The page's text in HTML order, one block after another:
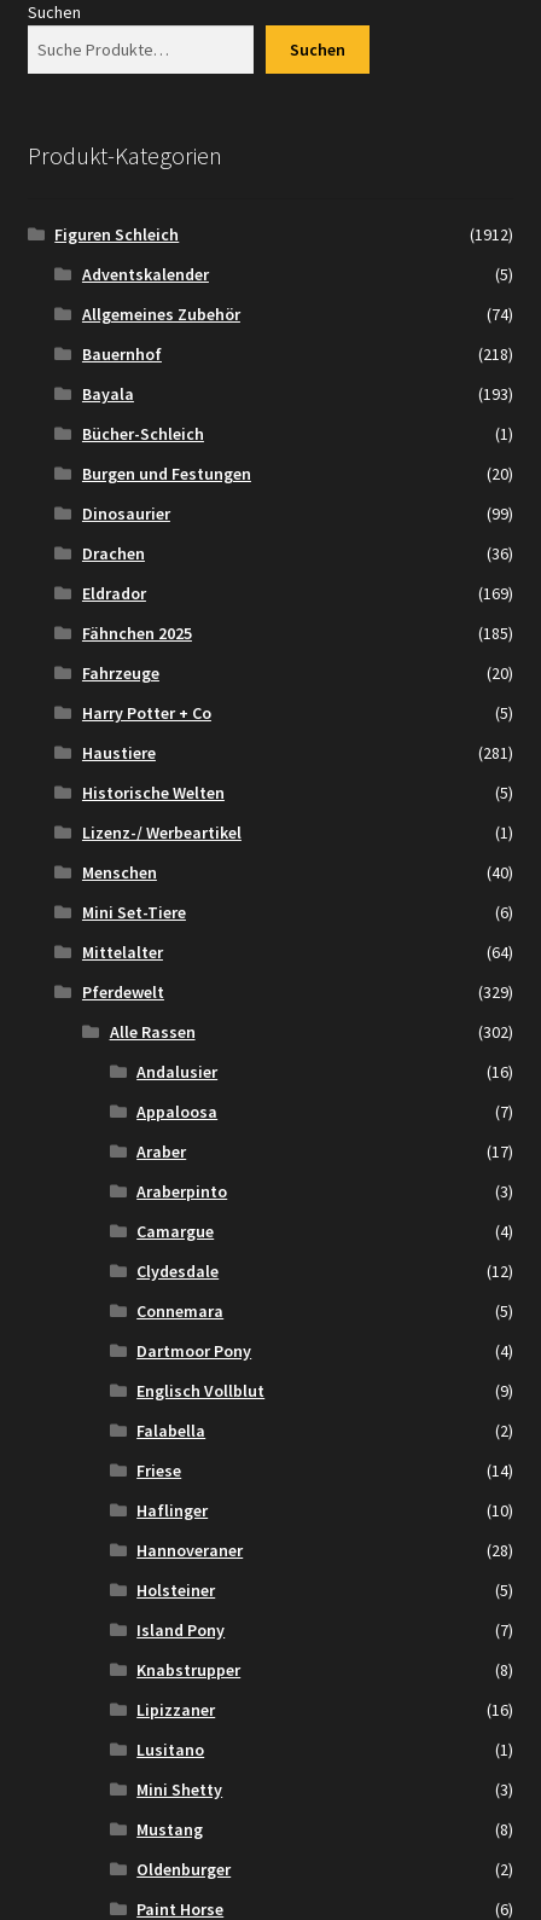
Suchen
Suchen
Produkt-Kategorien
Figuren Schleich
(1912)
Adventskalender
(5)
Allgemeines Zubehör
(74)
Bauernhof
(218)
Bayala
(193)
Bücher-Schleich
(1)
Burgen und Festungen
(20)
Dinosaurier
(99)
Drachen
(36)
Eldrador
(169)
Fähnchen 2025
(185)
Fahrzeuge
(20)
Harry Potter + Co
(5)
Haustiere
(281)
Historische Welten
(5)
Lizenz-/ Werbeartikel
(1)
Menschen
(40)
Mini Set-Tiere
(6)
Mittelalter
(64)
Pferdewelt
(329)
Alle Rassen
(302)
Andalusier
(16)
Appaloosa
(7)
Araber
(17)
Araberpinto
(3)
Camargue
(4)
Clydesdale
(12)
Connemara
(5)
Dartmoor Pony
(4)
Englisch Vollblut
(9)
Falabella
(2)
Friese
(14)
Haflinger
(10)
Hannoveraner
(28)
Holsteiner
(5)
Island Pony
(7)
Knabstrupper
(8)
Lipizzaner
(16)
Lusitano
(1)
Mini Shetty
(3)
Mustang
(8)
Oldenburger
(2)
Paint Horse
(6)